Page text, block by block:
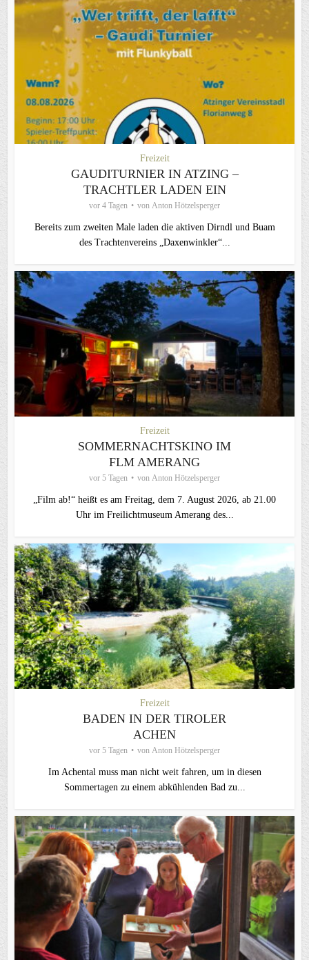
Freizeit
GAUDITURNIER IN ATZING –
TRACHTLER LADEN EIN
vor 4 Tagen von Anton Hötzelsperger
Bereits zum zweiten Male laden die aktiven Dirndl und Buam
des Trachtenvereins „Daxenwinkler“...
Freizeit
SOMMERNACHTSKINO IM
FLM AMERANG
vor 5 Tagen von Anton Hötzelsperger
„Film ab!“ heißt es am Freitag, dem 7. August 2026, ab 21.00
Uhr im Freilichtmuseum Amerang des...
Freizeit
BADEN IN DER TIROLER
ACHEN
vor 5 Tagen von Anton Hötzelsperger
Im Achental muss man nicht weit fahren, um in diesen
Sommertagen zu einem abkühlenden Bad zu...